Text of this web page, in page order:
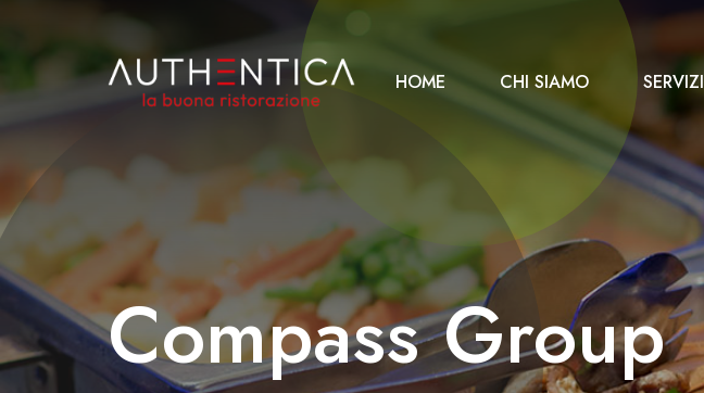
HOME CHI SIAMO SERVIZI
Compass Group